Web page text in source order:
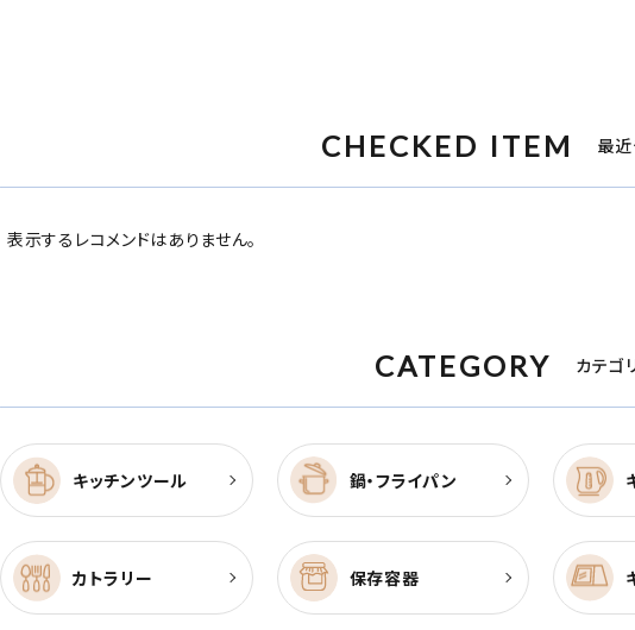
CHECKED ITEM 最近
表示するレコメンドはありません。
CATEGORY カテゴ
キッチンツール 鍋・フライパン
カトラリー 保存容器